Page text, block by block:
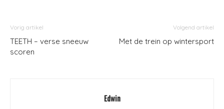
Vorig artikel
TEETH – verse sneeuw
scoren
Volgend artikel
Met de trein op wintersport
Edwin